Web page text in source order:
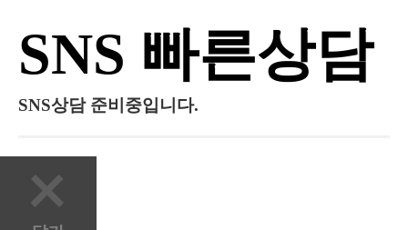
SNS 빠른상담
SNS상담 준비중입니다.